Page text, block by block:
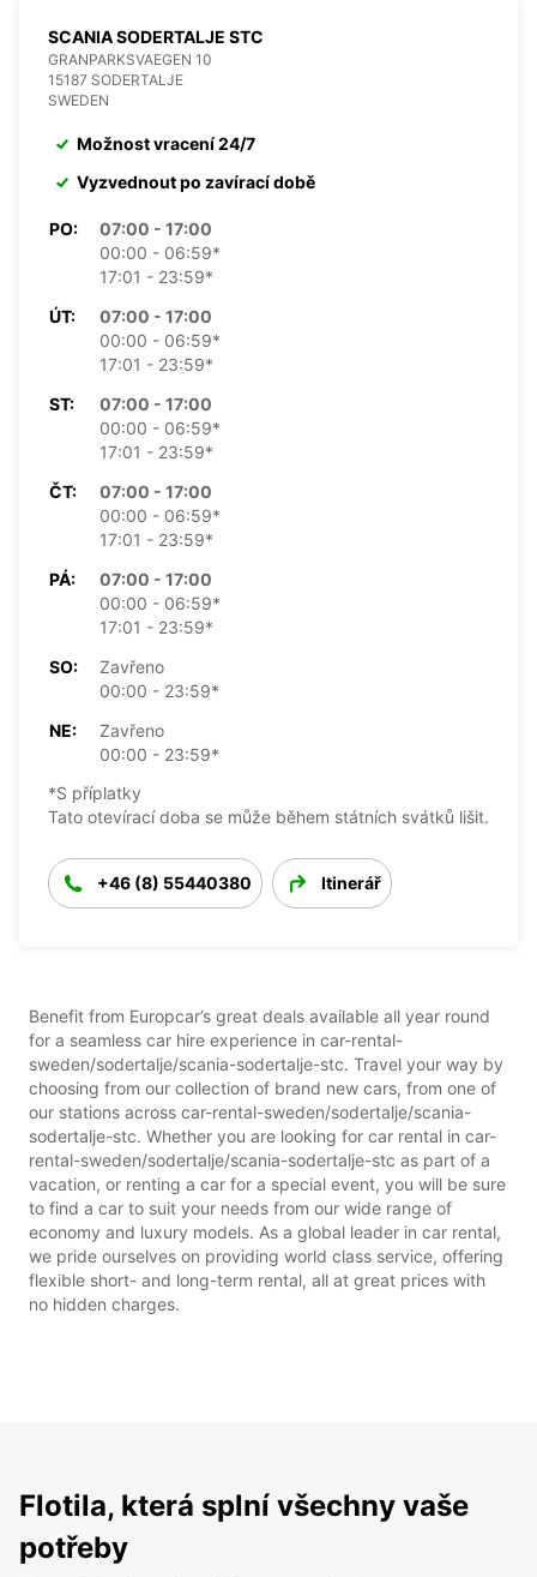
SCANIA SODERTALJE STC
GRANPARKSVAEGEN 10
15187 SODERTALJE
SWEDEN
Možnost vracení 24/7
Vyzvednout po zavírací době
PO:
07:00 - 17:00
00:00 - 06:59*
17:01 - 23:59*
ÚT:
07:00 - 17:00
00:00 - 06:59*
17:01 - 23:59*
ST:
07:00 - 17:00
00:00 - 06:59*
17:01 - 23:59*
ČT:
07:00 - 17:00
00:00 - 06:59*
17:01 - 23:59*
PÁ:
07:00 - 17:00
00:00 - 06:59*
17:01 - 23:59*
SO:
Zavřeno
00:00 - 23:59*
NE:
Zavřeno
00:00 - 23:59*
*S příplatky
Tato otevírací doba se může během státních svátků lišit.
+46 (8) 55440380 Itinerář
Benefit from Europcar’s great deals available all year round
for a seamless car hire experience in car-rental-
sweden/sodertalje/scania-sodertalje-stc. Travel your way by
choosing from our collection of brand new cars, from one of
our stations across car-rental-sweden/sodertalje/scania-
sodertalje-stc. Whether you are looking for car rental in car-
rental-sweden/sodertalje/scania-sodertalje-stc as part of a
vacation, or renting a car for a special event, you will be sure
to find a car to suit your needs from our wide range of
economy and luxury models. As a global leader in car rental,
we pride ourselves on providing world class service, offering
flexible short- and long-term rental, all at great prices with
no hidden charges.
Flotila, která splní všechny vaše
potřeby